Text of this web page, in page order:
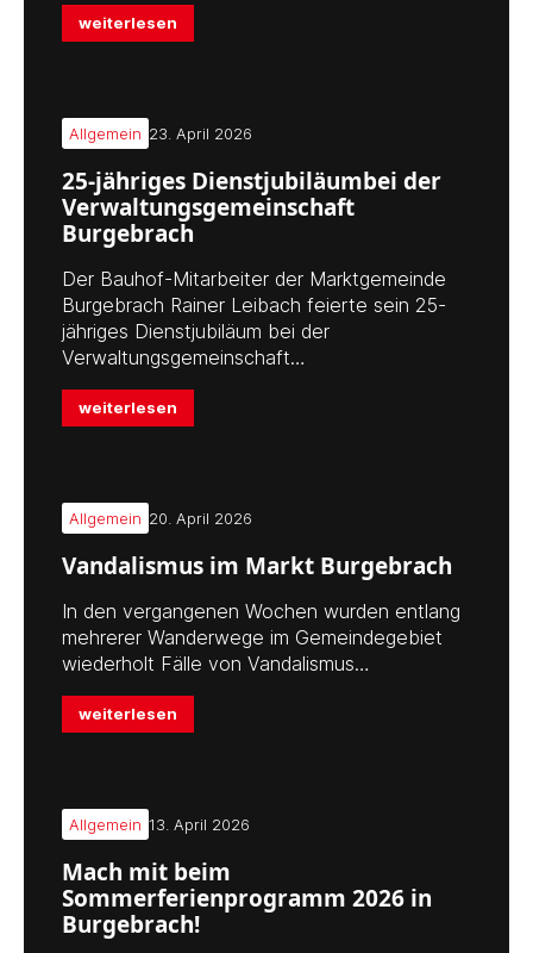
weiterlesen
Allgemein 23. April 2026
25-jähriges Dienstjubiläumbei der
Verwaltungsgemeinschaft
Burgebrach
Der Bauhof-Mitarbeiter der Marktgemeinde
Burgebrach Rainer Leibach feierte sein 25-
jähriges Dienstjubiläum bei der
Verwaltungsgemeinschaft…
weiterlesen
Allgemein 20. April 2026
Vandalismus im Markt Burgebrach
In den vergangenen Wochen wurden entlang
mehrerer Wanderwege im Gemeindegebiet
wiederholt Fälle von Vandalismus…
weiterlesen
Allgemein 13. April 2026
Mach mit beim
Sommerferienprogramm 2026 in
Burgebrach!